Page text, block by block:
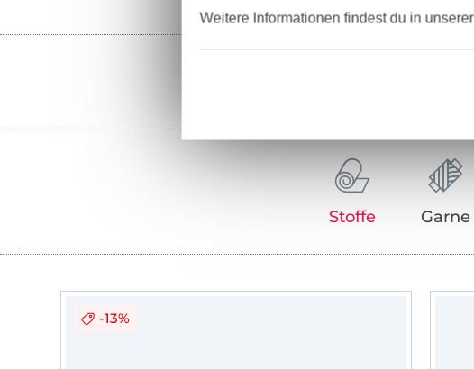
Stoffe Garne
-13%
Weitere Informationen findest du in unserer